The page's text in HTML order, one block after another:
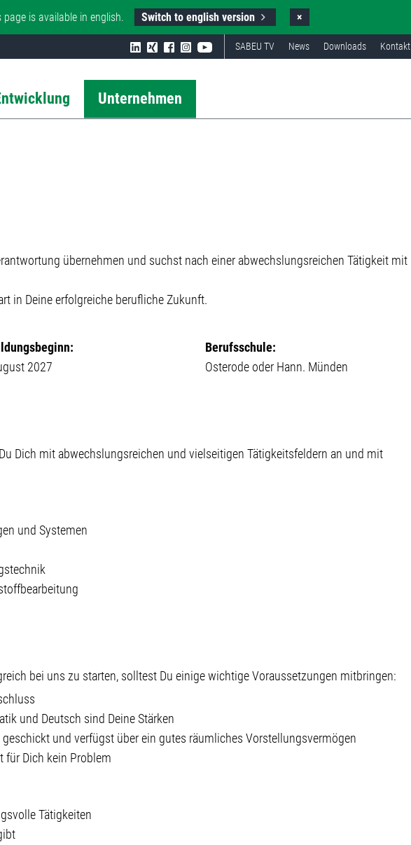
page is available in english. Switch to english version ×
SABEU TV News Downloads Kontakt
Unternehmen
übernehmen und suchst nach einer abwechslungsreichen Tätigkeit mit
in Deine erfolgreiche berufliche Zukunft.
2027
Berufsschule:
Osterode oder Hann. Münden
Dich mit abwechslungsreichen und vielseitigen Tätigkeitsfeldern an und mit
und Systemen
bei uns zu starten, solltest Du einige wichtige Voraussetzungen mitbringen:
und Deutsch sind Deine Stärken
und verfügst über ein gutes räumliches Vorstellungsvermögen
für Dich kein Problem
Tätigkeiten